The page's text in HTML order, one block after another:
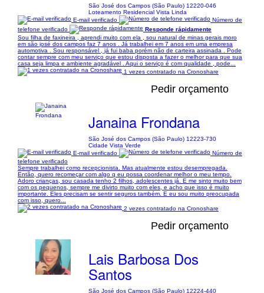
São José dos Campos (São Paulo) 12220-046
Loteamento Residencial Vista Linda
E-mail verificado
Número de
telefone verificado
Responde rápidamente
Sou filha de faxineira , aprendi muito com ela , sou natural de minas gerais moro
em são josé dos campos faz 7 anos . Já trabalhei em 7 anos em uma empresa
automotiva . Sou responsável , já fui baba porém não de carteira assinada . Pode
contar sempre com meu serviço que estou disposta a fazer o melhor para que sua
casa seja limpa e ambiente agradável . Aqui o serviço é com qualidade , pode...
1 vezes contratado na Cronoshare
Pedir orçamento
Janaina Frondana
São José dos Campos (São Paulo) 12223-730
Cidade Vista Verde
E-mail verificado
Número de
telefone verificado
Sempre trabalhei como recepcionista. Mas atualmente estou desempregada.
Então, quero recomeçar com algo q eu possa coordenar melhor o meu tempo.
Adoro crianças, sou casada tenho 2 filhos, adolescentes já. E me sinto muito bem
com os pequenos, sempre me divirto muito com eles, e acho que isso é muito
importante. Eles precisam se sentir seguros também. E eu sou muito preocupada
com isso, quero...
2 vezes contratado na Cronoshare
Pedir orçamento
Lais Barbosa Dos
Santos
São José dos Campos (São Paulo) 12224-440